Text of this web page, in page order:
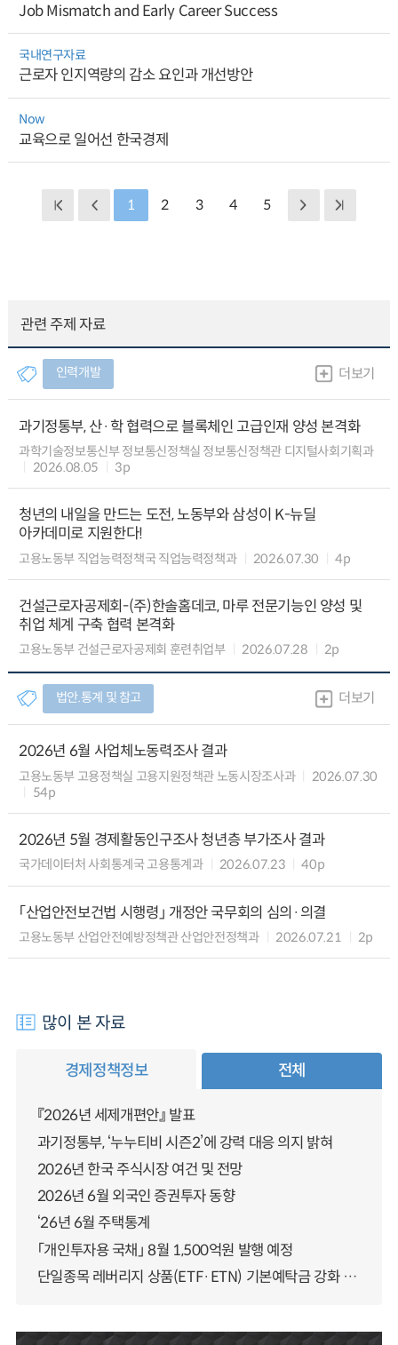
Job Mismatch and Early Career Success
국내연구자료
근로자 인지역량의 감소 요인과 개선방안
Now
교육으로 일어선 한국경제
1 2 3 4 5
관련 주제 자료
인력개발 더보기
과기정통부, 산·학 협력으로 블록체인 고급인재 양성 본격화
과학기술정보통신부 정보통신정책실 정보통신정책관 디지털사회기획과
2026.08.05
3p
청년의 내일을 만드는 도전, 노동부와 삼성이 K-뉴딜
아카데미로 지원한다!
고용노동부 직업능력정책국 직업능력정책과 2026.07.30 4p
건설근로자공제회-(주)한솔홈데코, 마루 전문기능인 양성 및
취업 체계 구축 협력 본격화
고용노동부 건설근로자공제회 훈련취업부 2026.07.28 2p
법안.통계 및 참고 더보기
2026년 6월 사업체노동력조사 결과
고용노동부 고용정책실 고용지원정책관 노동시장조사과
2026.07.30
54p
2026년 5월 경제활동인구조사 청년층 부가조사 결과
국가데이터처 사회통계국 고용통계과 2026.07.23 40p
「산업안전보건법 시행령」 개정안 국무회의 심의·의결
고용노동부 산업안전예방정책관 산업안전정책과 2026.07.21 2p
많이 본 자료
경제정책정보 전체
『2026년 세제개편안』 발표
과기정통부, ‘누누티비 시즌2’에 강력 대응 의지 밝혀
2026년 한국 주식시장 여건 및 전망
2026년 6월 외국인 증권투자 동향
‘26년 6월 주택통계
「개인투자용 국채」 8월 1,500억원 발행 예정
단일종목 레버리지 상품(ETF·ETN) 기본예탁금 강화 조기시행 방안 안내